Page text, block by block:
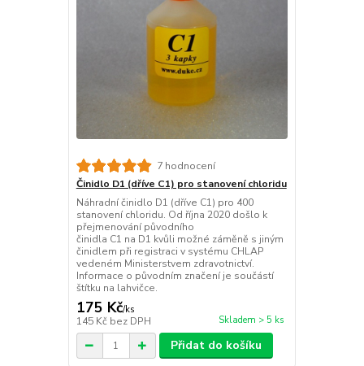
7 hodnocení
Činidlo D1 (dříve C1) pro stanovení chloridu
Náhradní činidlo D1 (dříve C1) pro 400
stanovení chloridu. Od října 2020 došlo k
přejmenování původního
činidla C1 na D1 kvůli možné záměně s jiným
činidlem při registraci v systému CHLAP
vedeném Ministerstvem zdravotnictví.
Informace o původním značení je součástí
štítku na lahvičce.
175 Kč/ks
145 Kč bez DPH Skladem > 5 ks
Přidat do košíku